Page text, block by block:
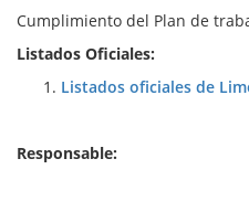
Cumplimiento del Plan de
Listados Oficiales:
Listados oficiales de
Responsable: